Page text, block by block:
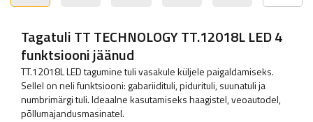
Tagatuli TT TECHNOLOGY TT.12018L LED 4
funktsiooni jäänud
TT.12018L LED tagumine tuli vasakule küljele paigaldamiseks.
Sellel on neli funktsiooni: gabariidituli, pidurituli, suunatuli ja
numbrimärgi tuli. Ideaalne kasutamiseks haagistel, veoautodel,
põllumajandusmasinatel.